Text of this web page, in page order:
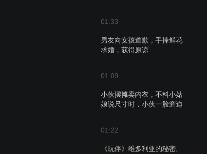
01:33
男友向女孩道歉，手捧鲜花
求婚，获得原谅
01:09
小伙摆摊卖内衣，不料小姑
娘说尺寸时，小伙一脸窘迫
01:22
《玩伴》维多利亚的秘密,